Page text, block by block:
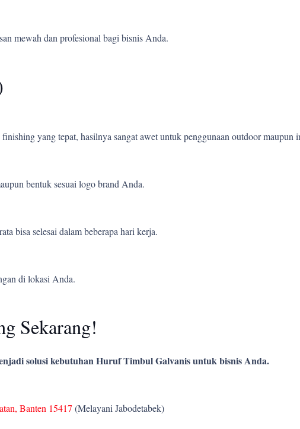
mewah dan profesional bagi bisnis Anda.
yang tepat, hasilnya sangat awet untuk penggunaan outdoor maupun
bentuk sesuai logo brand Anda.
bisa selesai dalam beberapa hari kerja.
di lokasi Anda.
Sekarang!
solusi kebutuhan Huruf Timbul Galvanis untuk bisnis Anda.
Banten 15417 (Melayani Jabodetabek)